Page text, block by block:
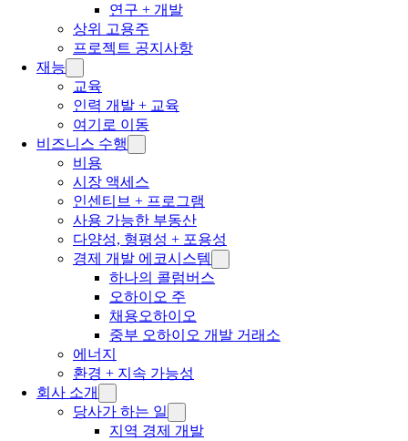
연구 + 개발
상위 고용주
프로젝트 공지사항
재능
교육
인력 개발 + 교육
여기로 이동
비즈니스 수행
비용
시장 액세스
인센티브 + 프로그램
사용 가능한 부동산
다양성, 형평성 + 포용성
경제 개발 에코시스템
하나의 콜럼버스
오하이오 주
채용오하이오
중부 오하이오 개발 거래소
에너지
환경 + 지속 가능성
회사 소개
당사가 하는 일
지역 경제 개발